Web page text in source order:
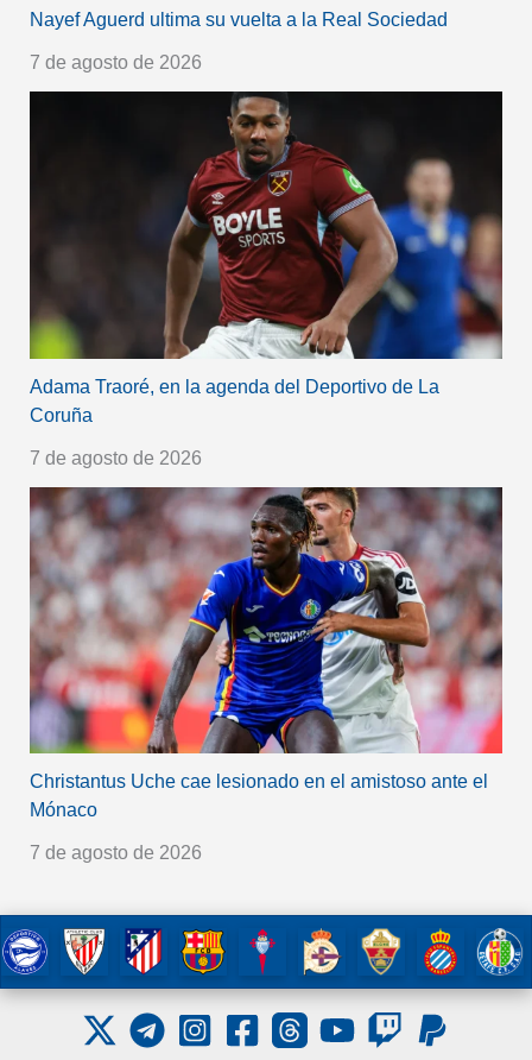
Nayef Aguerd ultima su vuelta a la Real Sociedad
7 de agosto de 2026
Adama Traoré, en la agenda del Deportivo de La
Coruña
7 de agosto de 2026
Christantus Uche cae lesionado en el amistoso ante el
Mónaco
7 de agosto de 2026